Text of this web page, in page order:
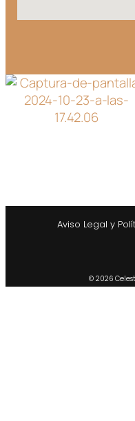
© 2026
Aviso Legal y